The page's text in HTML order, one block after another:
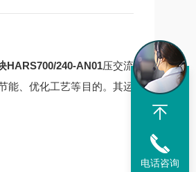
HARS700/240-AN01压交流
能、优化工艺等目的。其运
电话咨询